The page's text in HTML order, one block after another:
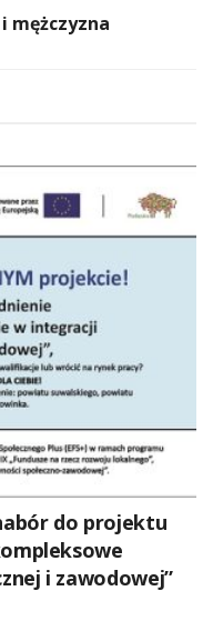
mężczyzna
do projektu
i zawodowej”